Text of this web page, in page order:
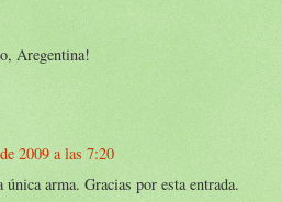
Aregentina!
2009 a las 7:20
única arma. Gracias por esta entrada.